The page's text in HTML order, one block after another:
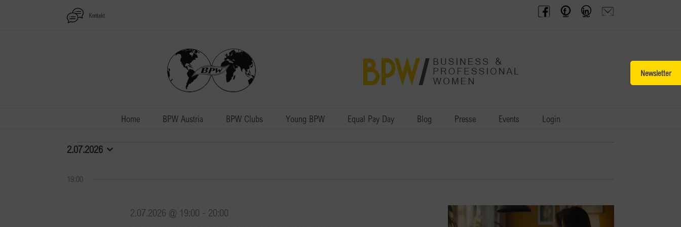
Kontakt
BPW
Austria
Offenes
Frauennetzwerk
BPW
Gruppe
Anfrage
schicken
Home BPW Austria BPW Clubs Young BPW Equal Pay Day Blog Presse Events Login
Veranstaltungen
für
2.07.2026
2.07.2026
19:00
2.07.2026 @ 19:00 - 20:00
Sliding